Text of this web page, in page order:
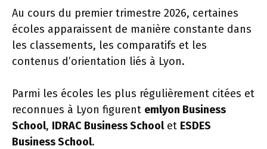
Au cours du premier trimestre 2026, certaines
écoles apparaissent de manière constante dans
les classements, les comparatifs et les
contenus d’orientation liés à Lyon.
Parmi les écoles les plus régulièrement citées et
reconnues à Lyon figurent emlyon Business
School, IDRAC Business Schoolet ESDES
Business School.